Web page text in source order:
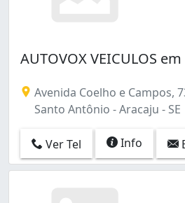
AUTOVOX VEICULOS
Avenida Coelho e Campos,
Santo Antônio - Aracaju - SE
Ver Tel Info